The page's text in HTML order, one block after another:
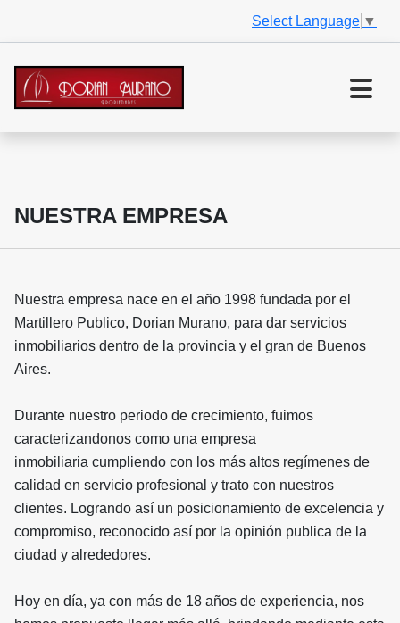
Select Language ▼
NUESTRA EMPRESA
Nuestra empresa nace en el año 1998 fundada por el
Martillero Publico, Dorian Murano, para dar servicios
inmobiliarios dentro de la provincia y el gran de Buenos
Aires.
Durante nuestro periodo de crecimiento, fuimos
caracterizandonos como una empresa
inmobiliaria cumpliendo con los más altos regímenes de
calidad en servicio profesional y trato con nuestros
clientes. Logrando así un posicionamiento de excelencia y
compromiso, reconocido así por la opinión publica de la
ciudad y alrededores.
Hoy en día, ya con más de 18 años de experiencia, nos